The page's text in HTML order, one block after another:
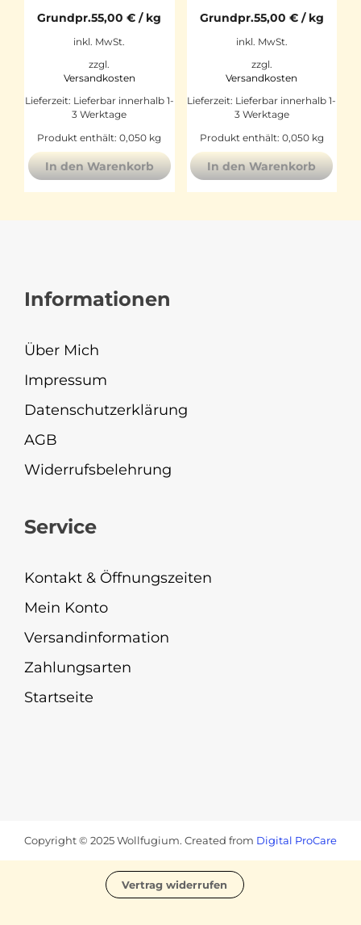
Grundpr.55,00€ / kg
inkl. MwSt.
zzgl.
Versandkosten
Lieferzeit: Lieferbar innerhalb 1-
3 Werktage
Produkt enthält: 0,050 kg
In den Warenkorb
Grundpr.55,00 €/ kg
inkl. MwSt.
zzgl.
Versandkosten
Lieferzeit: Lieferbar innerhalb 1-
3 Werktage
Produkt enthält: 0,050 kg
In den Warenkorb
Informationen
Über Mich
Impressum
Datenschutzerklärung
AGB
Widerrufsbelehrung
Service
Kontakt & Öffnungszeiten
Mein Konto
Versandinformation
Zahlungsarten
Startseite
Copyright © 2025 Wollfugium. Created from Digital ProCare
Vertrag widerrufen